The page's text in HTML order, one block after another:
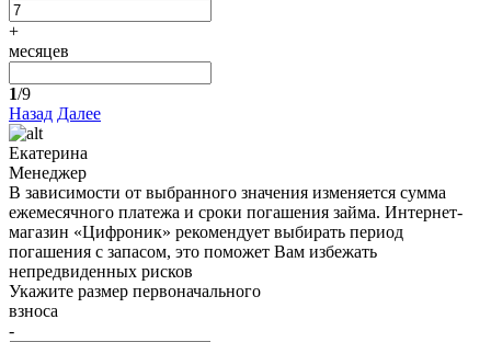
+
месяцев
1/9
Назад Далее
Екатерина
Менеджер
В зависимости от выбранного значения изменяется сумма
ежемесячного платежа и сроки погашения займа. Интернет-
магазин «Цифроник» рекомендует выбирать период
погашения с запасом, это поможет Вам избежать
непредвиденных рисков
Укажите размер первоначального
взноса
-